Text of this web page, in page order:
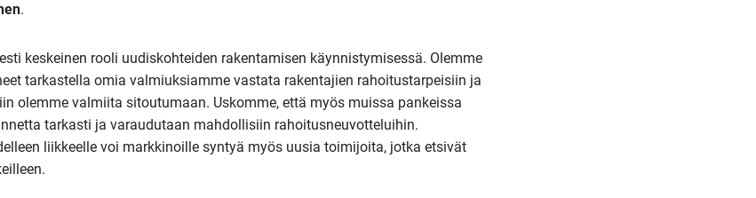
.
keskeinen rooli uudiskohteiden rakentamisen käynnistymisessä. Olemme
tarkastella omia valmiuksiamme vastata rakentajien rahoitustarpeisiin ja
olemme valmiita sitoutumaan. Uskomme, että myös muissa pankeissa
tarkasti ja varaudutaan mahdollisiin rahoitusneuvotteluihin.
liikkeelle voi markkinoille syntyä myös uusia toimijoita, jotka etsivät